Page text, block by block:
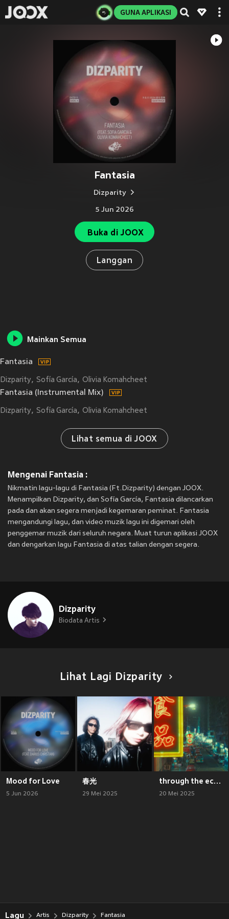
GUNA APLIKASI
Fantasia
Dizparity
5 Jun 2026
Buka di JOOX
Langgan
Mainkan Semua
Fantasia
Dizparity Sofía García Olivia Komahcheet
Fantasia (Instrumental Mix)
Dizparity Sofía García Olivia Komahcheet
Lihat semua di JOOX
Mengenai Fantasia :
Nikmatin lagu-lagu di Fantasia (Ft.Dizparity) dengan JOOX.
Menampilkan Dizparity, dan Sofía García, Fantasia dilancarkan
pada dan akan segera menjadi kegemaran peminat. Fantasia
mengandungi lagu, dan video muzik lagu ini digemari oleh
penggemar muzik dari seluruh negara. Muat turun aplikasi JOOX
dan dengarkan lagu Fantasia di atas talian dengan segera.
Dizparity
Biodata Artis
Lihat Lagi Dizparity
Mood for Love
5 Jun 2026
春光
29 Mei 2025
through the echoes
20 Mei 2025
Lagu Artis Dizparity Fantasia